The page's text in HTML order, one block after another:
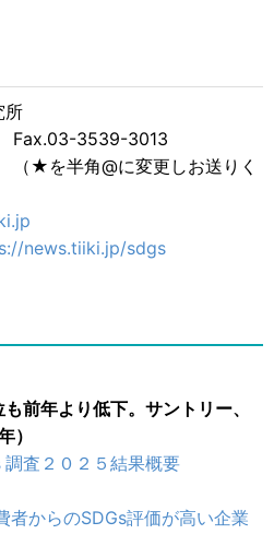
所
3539-3013
を半角@に変更しお送りく
news.tiiki.jp/sdgs
前年より低下。サントリー、
）
査２０２５結果概要
者からのSDGs評価が高い企業